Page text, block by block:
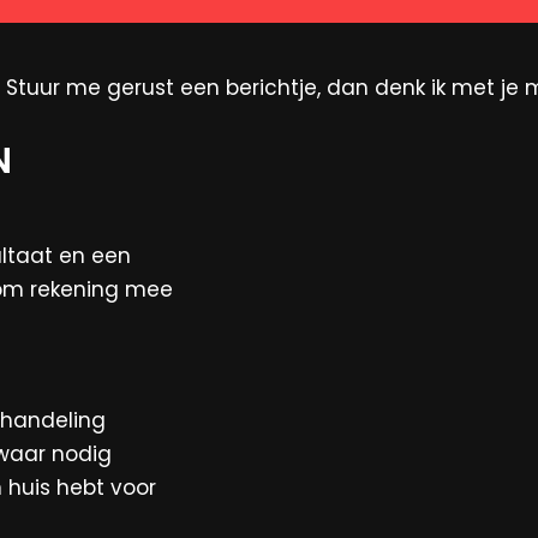
me gerust een berichtje, dan denk ik met je
en een
rekening mee
nodig
hebt voor